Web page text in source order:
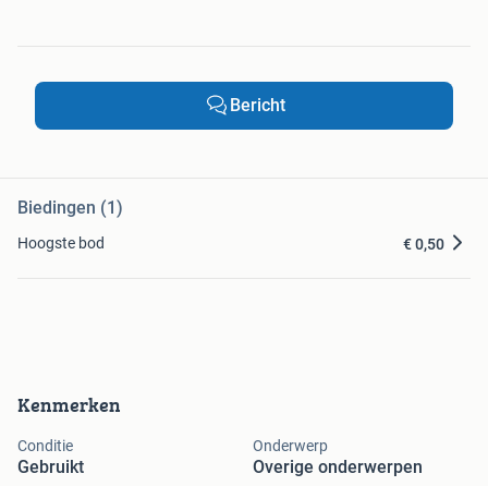
Kenmerken
Conditie
Gebruikt
Onderwerp
Overige onderwerpen
Bericht
Biedingen (1)
Hoogste bod € 0,50